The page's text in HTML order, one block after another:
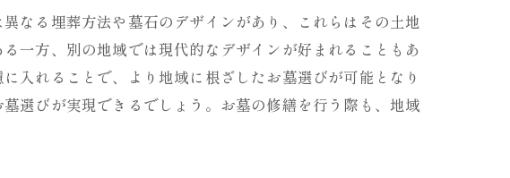
なる埋葬方法や墓石のデザインがあり、これらはその土地
一方、別の地域では現代的なデザインが好まれることもあ
入れることで、より地域に根ざしたお墓選びが可能となり
選びが実現できるでしょう。お墓の修繕を行う際も、地域